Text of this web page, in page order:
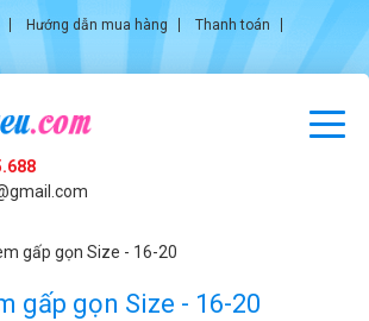
Hướng dẫn mua hàng
Thanh toán
gấp gọn Size - 16-20
gấp gọn Size - 16-20